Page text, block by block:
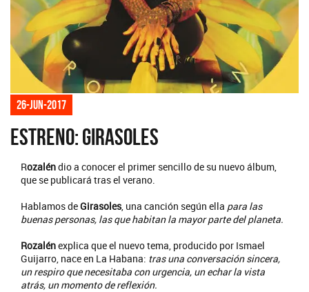
26-jun-2017
Estreno: Girasoles
Rozaléndio a conocer el primer sencillo de su nuevo álbum,
que se publicará tras el verano.
Hablamos deGirasoles, una canción según ella para las
buenas personas, las que habitan la mayor parte del planeta.
Rozalénexplica que el nuevo tema, producido por Ismael
Guijarro, nace en La Habana: tras una conversación sincera,
un respiro que necesitaba con urgencia, un echar la vista
atrás, un momento de reflexión.